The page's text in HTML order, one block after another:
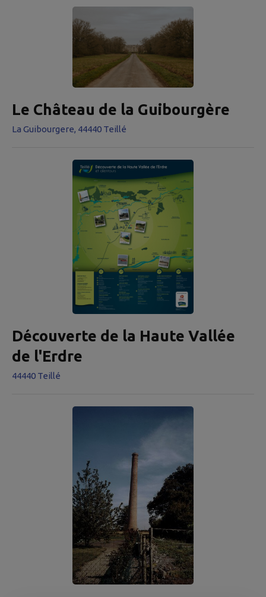
Le Château de la Guibourgère
La Guibourgere, 44440 Teillé
Découverte de la Haute Vallée
de l'Erdre
44440 Teillé